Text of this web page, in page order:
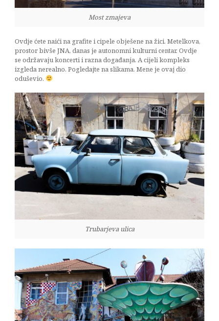
Most zmajeva
Ovdje ćete naići na grafite i cipele obješene na žici. Metelkova,
prostor bivše JNA, danas je autonomni kulturni centar. Ovdje
se održavaju koncerti i razna događanja. A cijeli kompleks
izgleda nerealno. Pogledajte na slikama. Mene je ovaj dio
oduševio.
Trubarjeva ulica